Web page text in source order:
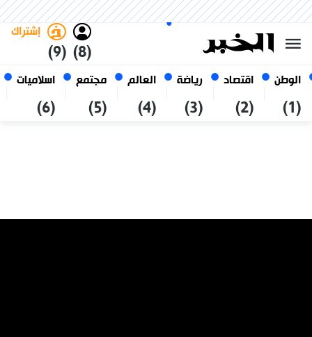
الوطن
(1)
اقتصاد
(2)
رياضة
(3)
العالم
(4)
مجتمع
(5)
اسلاميات
(6)
(8)
إشتراك
(9)
06 أغسطس 2026
الجزائر